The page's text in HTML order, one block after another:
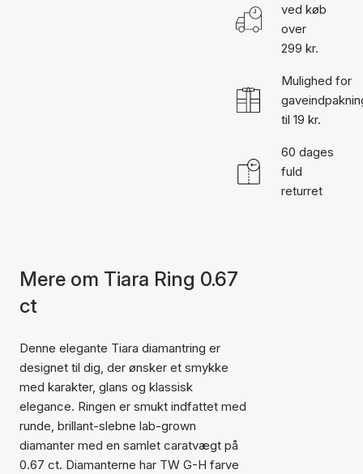
ved køb
over
299 kr.
Mulighed for
til 19 kr.
60 dages
fuld
returret
Mere om Tiara Ring 0.67
ct
Denne elegante Tiara diamantring er
designet til dig, der ønsker et smykke
med karakter, glans og klassisk
elegance. Ringen er smukt indfattet med
runde, brillant-slebne lab-grown
diamanter med en samlet caratvægt på
0.67 ct. Diamanterne har TW G-H farve